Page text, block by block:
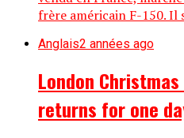
frère américain F-150. Il
Anglais2 années ago
London
returns for one